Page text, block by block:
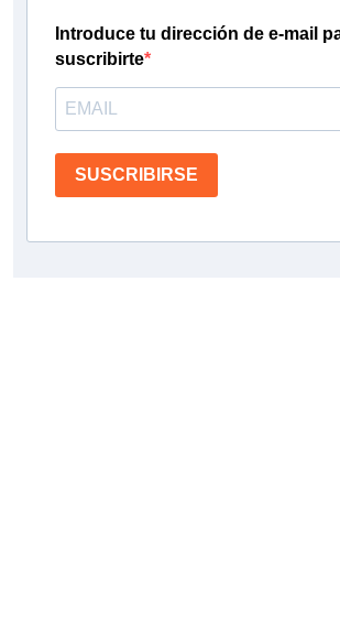
Introduce tu dirección de e-mail
suscribirte
SUSCRIBIRSE